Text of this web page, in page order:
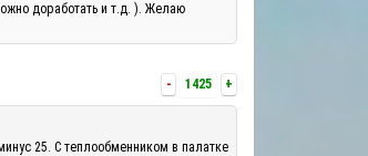
доработать и т.д. ). Желаю
- 1425 +
25. С теплообменником в палатке